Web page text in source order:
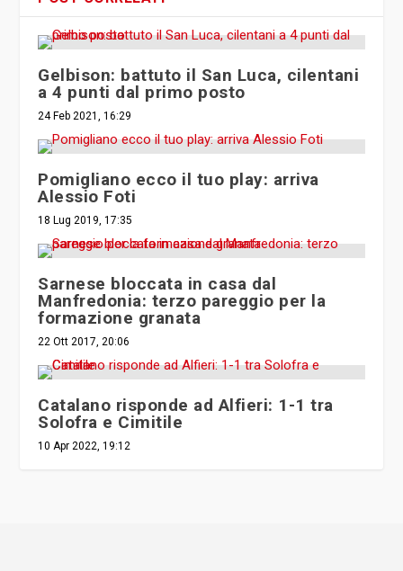
Gelbison: battuto il San Luca, cilentani
a 4 punti dal primo posto
24 Feb 2021, 16:29
Pomigliano ecco il tuo play: arriva
Alessio Foti
18 Lug 2019, 17:35
Sarnese bloccata in casa dal
Manfredonia: terzo pareggio per la
formazione granata
22 Ott 2017, 20:06
Catalano risponde ad Alfieri: 1-1 tra
Solofra e Cimitile
10 Apr 2022, 19:12